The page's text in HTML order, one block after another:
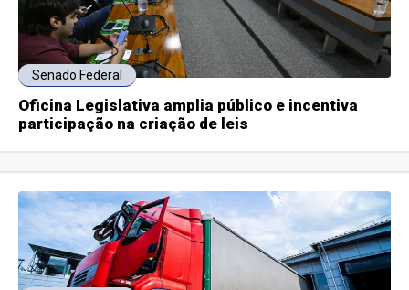
Senado Federal
Oficina Legislativa amplia público e incentiva
participação na criação de leis